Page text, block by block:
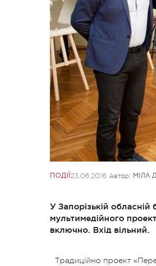
ПОДІЇ 23.06.2016 Автор: МІЛА
У Запорізькій обласній
мультимедійного
включно. Вхід вільний.
Традиційно проект